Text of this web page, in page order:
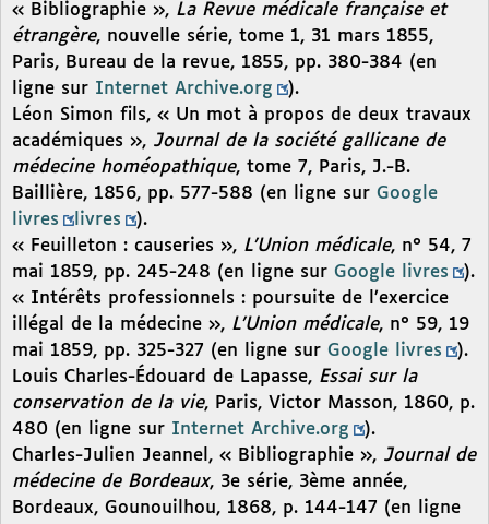
« Bibliographie », La Revue médicale française et
étrangère, nouvelle série, tome 1, 31 mars 1855,
Paris, Bureau de la revue, 1855, pp. 380-384 (en
ligne sur Internet Archive.org
).
Léon Simon fils, « Un mot à propos de deux travaux
académiques », Journal de la société gallicane de
médecine homéopathique, tome 7, Paris, J.-B.
Baillière, 1856, pp. 577-588 (en ligne sur Google
livres
livres
).
« Feuilleton : causeries », L’Union médicale, n° 54, 7
mai 1859, pp. 245-248 (en ligne sur Google livres
).
« Intérêts professionnels : poursuite de l’exercice
illégal de la médecine », L’Union médicale, n° 59, 19
mai 1859, pp. 325-327 (en ligne sur Google livres
).
Louis Charles-Édouard de Lapasse, Essai sur la
conservation de la vie, Paris, Victor Masson, 1860, p.
480 (en ligne sur Internet Archive.org
).
Charles-Julien Jeannel, « Bibliographie », Journal de
médecine de Bordeaux, 3e série, 3ème année,
Bordeaux, Gounouilhou, 1868, p. 144-147 (en ligne